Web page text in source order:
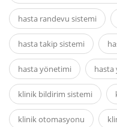
hasta randevu sistemi
hasta takip sistemi
hasta yönetimi hasta
klinik bildirim sistemi
klinik otomasyonu